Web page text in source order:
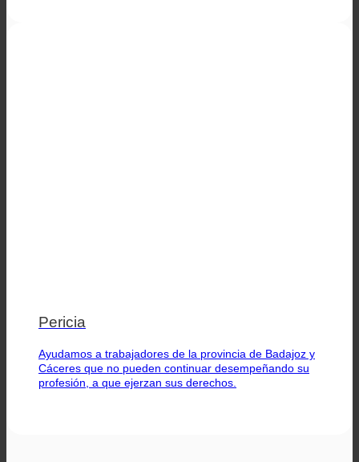
Pericia
Ayudamos a trabajadores de la provincia de Badajoz y
Cáceres que no pueden continuar desempeñando su
profesión, a que ejerzan sus derechos.